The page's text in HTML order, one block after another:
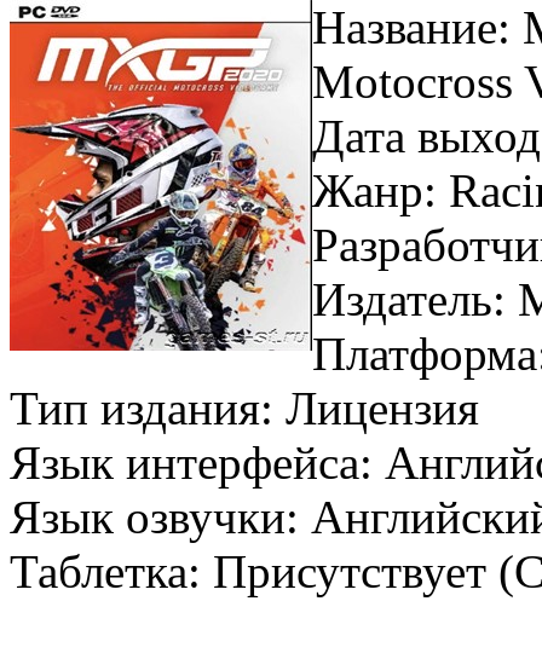
Название:
Motocross
Дата
Жанр:
Издатель:
Тип издания: Лицензия
Язык интерфейса:
Язык озвучки:
Таблетка: Присутствует